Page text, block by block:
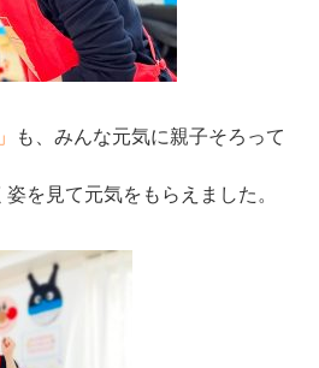
も、みんな元気に親子そろって
を見て元気をもらえました。